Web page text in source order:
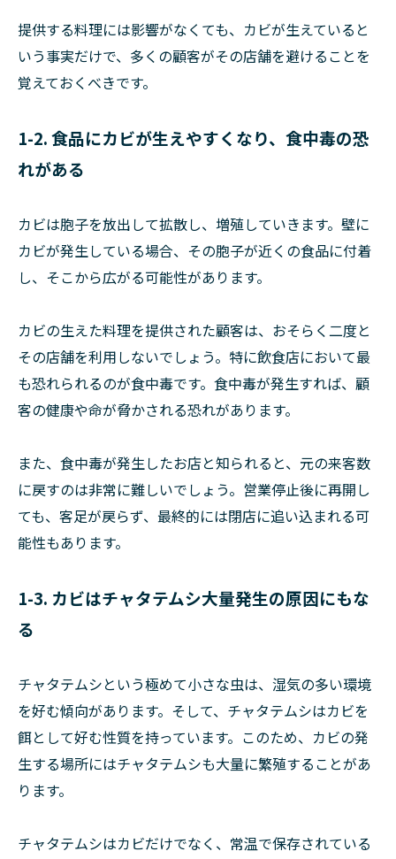
提供する料理には影響がなくても、カビが生えていると
いう事実だけで、多くの顧客がその店舗を避けることを
覚えておくべきです。
1-2. 食品にカビが生えやすくなり、食中毒の恐
れがある
カビは胞子を放出して拡散し、増殖していきます。壁に
カビが発生している場合、その胞子が近くの食品に付着
し、そこから広がる可能性があります。
カビの生えた料理を提供された顧客は、おそらく二度と
その店舗を利用しないでしょう。特に飲食店において最
も恐れられるのが食中毒です。食中毒が発生すれば、顧
客の健康や命が脅かされる恐れがあります。
また、食中毒が発生したお店と知られると、元の来客数
に戻すのは非常に難しいでしょう。営業停止後に再開し
ても、客足が戻らず、最終的には閉店に追い込まれる可
能性もあります。
1-3. カビはチャタテムシ大量発生の原因にもな
る
チャタテムシという極めて小さな虫は、湿気の多い環境
を好む傾向があります。そして、チャタテムシはカビを
餌として好む性質を持っています。このため、カビの発
生する場所にはチャタテムシも大量に繁殖することがあ
ります。
チャタテムシはカビだけでなく、常温で保存されている